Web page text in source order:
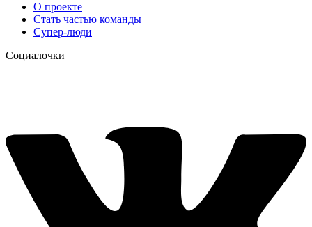
О проекте
Стать частью команды
Супер-люди
Социалочки